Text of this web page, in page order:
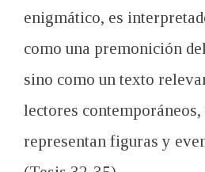
enigmático, es
como una premonición
sino como un texto
lectores
representan figuras y